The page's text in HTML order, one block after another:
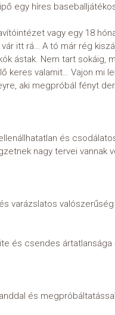
egy híres
vagy egy 18
itt rá… A tó már rég
ástak. Nem tart sokáig,
keres valamit… Vajon mi
aki megpróbál fényt
és
nagy tervei vannak
varázslatos
és csendes
és